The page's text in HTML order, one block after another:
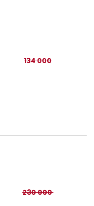
134 000
230 000